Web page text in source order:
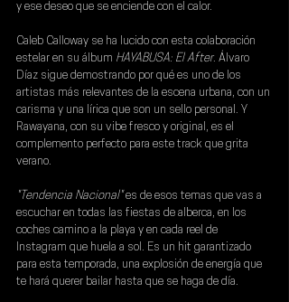
y ese deseo que se enciende con el calor.
Caleb Calloway se ha lucido con esta colaboración
estelar en su álbum HAYABUSA: El After. Álvaro
Díaz sigue demostrando por qué es uno de los
artistas más relevantes de la escena urbana, con un
carisma y una lírica que son un sello personal. Y
Rawayana, con su vibe fresco y original, es el
complemento perfecto para este track que grita
verano.
"Tendencia Nacional" es de esos temas que vas a
escuchar en todas las fiestas de alberca, en los
coches camino a la playa y en cada reel de
Instagram que huela a sol. Es un hit garantizado
para esta temporada, una explosión de energía que
te hará querer bailar hasta que se haga de día.